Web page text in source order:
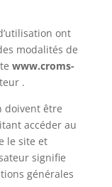
ont
modalités de
www.croms-
.
doivent être
accéder au
le site et
signifie
générales